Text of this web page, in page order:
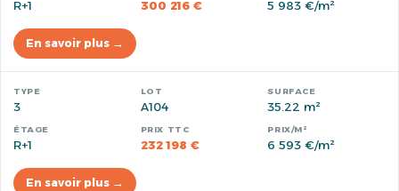
R+1 300 216 € 5 983 €/m²
En savoir plus →
3 A104 35.22 m²
R+1 232 198 € 6 593 €/m²
En savoir plus →